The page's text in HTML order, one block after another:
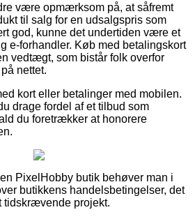
være opmærksom på, at såfremt
til salg for en udsalgspris som
god, kunne det undertiden være et
e-forhandler. Køb med betalingskort
vedtægt, som bistår folk overfor
nettet.
kort eller betalinger med mobilen.
drage fordel af et tilbud som
du foretrækker at honorere
PixelHobby butik behøver man i
butikkens handelsbetingelser, det
tidskrævende projekt.